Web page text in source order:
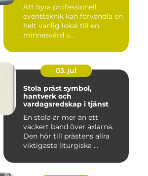
Att hyra professionell
eventteknik kan förvandla en
helt vanlig lokal till en
minnesvärd u...
03. jul
Stola präst symbol,
hantverk och
vardagsredskap i tjänst
En stola är mer än ett
vackert band över axlarna.
Den hör till prästens allra
viktigaste liturgiska ...